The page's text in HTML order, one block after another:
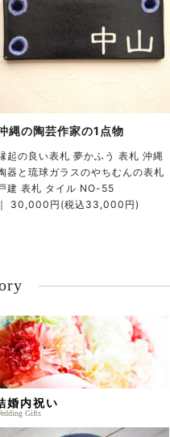
縄の陶芸作家の1点物
起の良い表札 夢かふう 表札 沖縄
器と琉球ガラスのやちむんの表札
建 表札 タイル NO-55
｜ 30,000円(税込33,000円)
婚内祝い
Gifts